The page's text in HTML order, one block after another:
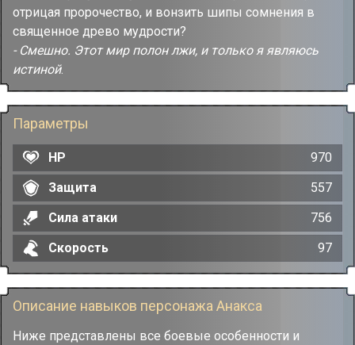
отрицая пророчество, и вонзить шипы сомнения в
священное древо мудрости?
- Смешно. Этот мир полон лжи, и только я являюсь
истиной.
Параметры
HP
970
Защита
557
Сила атаки
756
Скорость
97
Описание навыков персонажа Анакса
Ниже представлены все боевые особенности и